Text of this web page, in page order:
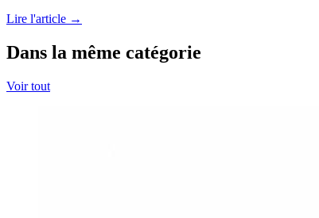
Lire l'article →
Dans la même catégorie
Voir tout